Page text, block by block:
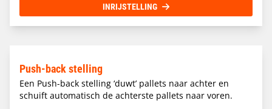
INRIJSTELLING
Push-back stelling
Een Push-back stelling ‘duwt’ pallets naar achter en
schuift automatisch de achterste pallets naar voren.